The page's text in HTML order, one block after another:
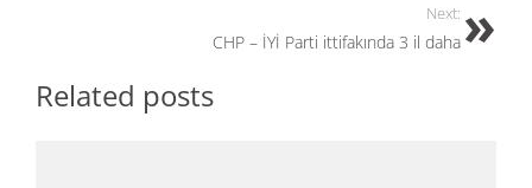
Next:
CHP – İYİ Parti ittifakında 3 il daha
Related posts